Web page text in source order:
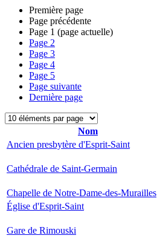
Première page
Page précédente
Page 1 (page actuelle)
Page 2
Page 3
Page 4
Page 5
Page suivante
Dernière page
Nom
Ancien presbytère d'Esprit-Saint
Cathédrale de Saint-Germain
Chapelle de Notre-Dame-des-Murailles
Église d'Esprit-Saint
Gare de Rimouski